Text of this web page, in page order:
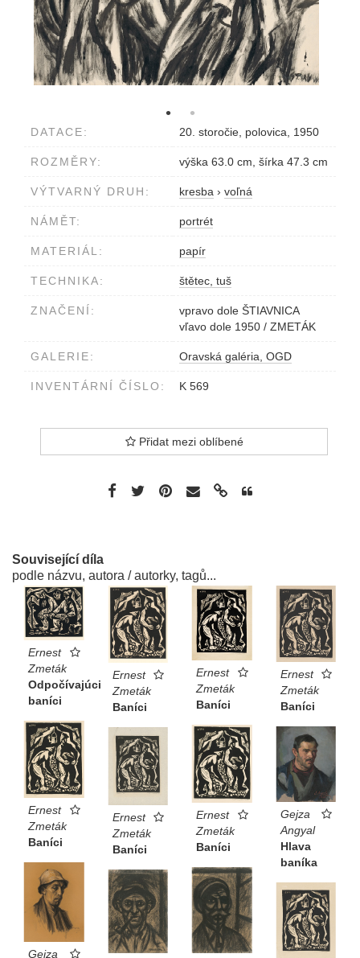
DATACE: 20. storočie, polovica, 1950
ROZMĚRY: výška 63.0 cm, šírka 47.3 cm
VÝTVARNÝ DRUH: kresba › voľná
NÁMĚT: portrét
MATERIÁL: papír
TECHNIKA: štětec, tuš
ZNAČENÍ:
vpravo dole ŠTIAVNICA
vľavo dole 1950 / ZMETÁK
GALERIE: Oravská galéria, OGD
INVENTÁRNÍ ČÍSLO: K 569
Přidat mezi oblíbené
Související díla
podle názvu, autora / autorky, tagů...
Ernest
Zmeták
Odpočívajúci
baníci
Ernest
Zmeták
Baníci
Ernest
Zmeták
Baníci
Ernest
Zmeták
Baníci
Ernest
Zmeták
Baníci
Ernest
Zmeták
Baníci
Gejza
Angyal
Hlava
baníka
Ernest
Zmeták
Baníci
Gejza